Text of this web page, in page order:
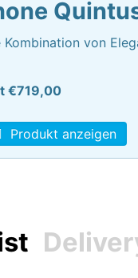
von
€719,00
Produkt anzeigen